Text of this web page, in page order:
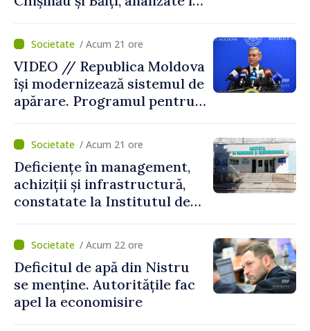
/ Acum 21 ore
VIDEO // Republica Moldova
își modernizează sistemul de
apărare. Programul pentru
de Guvern. Anatolie Nosatîi:
„În contextul actual de
securitate, implementarea
Programului Strategiei
Naționale de Apărare
pentru consolidarea
statului”
/ Acum 21 ore
Deficiențe în management,
achiziții și infrastructură,
constatate la Institutul de
Neurochirurgie „Diomid
Gherman”. Ministerul
Sănătății cere un plan de
remediere
/ Acum 22 ore
Deficitul de apă din Nistru
se menține. Autoritățile fac
apel la economisire